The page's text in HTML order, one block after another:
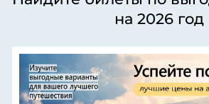
на 2026 год